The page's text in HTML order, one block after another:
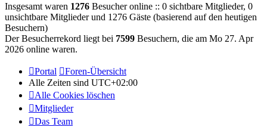
Insgesamt waren 1276 Besucher online :: 0 sichtbare Mitglieder, 0
unsichtbare Mitglieder und 1276 Gäste (basierend auf den heutigen
Besuchern)
Der Besucherrekord liegt bei 7599 Besuchern, die am Mo 27. Apr
2026 online waren.
Portal
Foren-Übersicht
Alle Zeiten sind UTC+02:00
Alle Cookies löschen
Mitglieder
Das Team